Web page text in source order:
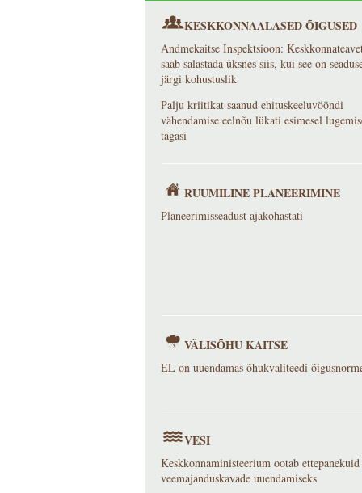
KESKKONNAALASED ÕIGUSED
Andmekaitse Inspektsioon:
saab salastada üksnes siis, kui see on
järgi kohustuslik
Palju kriitikat saanud ehituskeeluvööndi
vähendamise eelnõu lükati esimesel
tagasi
RUUMILINE PLANEERIMINE
Planeerimisseadust ajakohastati
VÄLISÕHU KAITSE
EL on uuendamas õhukvaliteedi
VESI
Keskkonnaministeerium ootab ettepanekuid
veemajanduskavade uuendamiseks